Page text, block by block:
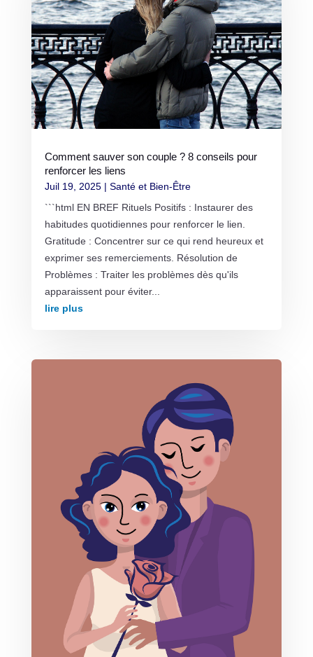
Comment sauver son couple ? 8 conseils pour
renforcer les liens
Juil 19, 2025| Santé et Bien-Être
```html EN BREF Rituels Positifs : Instaurer des
habitudes quotidiennes pour renforcer le lien.
Gratitude : Concentrer sur ce qui rend heureux et
exprimer ses remerciements. Résolution de
Problèmes : Traiter les problèmes dès qu'ils
apparaissent pour éviter...
lire plus